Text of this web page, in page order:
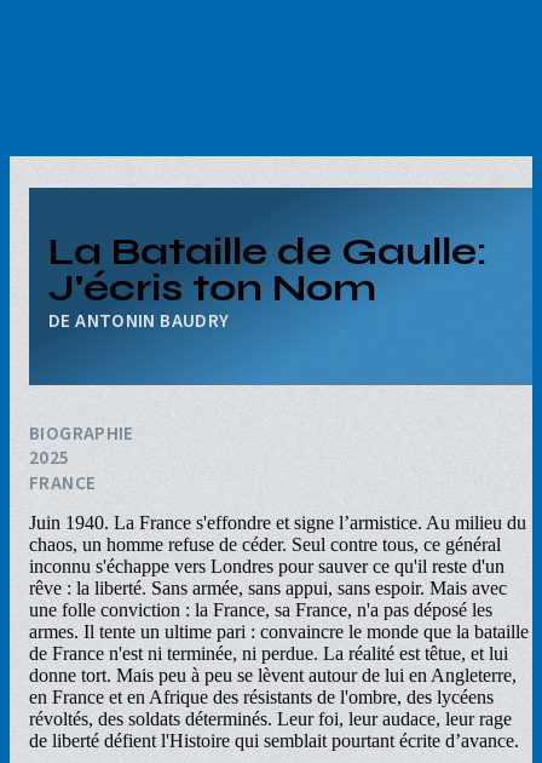
La Bataille de Gaulle:
J'écris ton Nom
ANTONIN BAUDRY
BIOGRAPHIE
2025
FRANCE
Juin 1940. La France s'effondre et signe l’armistice. Au milieu du
chaos, un homme refuse de céder. Seul contre tous, ce général
inconnu s'échappe vers Londres pour sauver ce qu'il reste d'un
rêve : la liberté. Sans armée, sans appui, sans espoir. Mais avec
une folle conviction : la France, sa France, n'a pas déposé les
armes. Il tente un ultime pari : convaincre le monde que la bataille
de France n'est ni terminée, ni perdue. La réalité est têtue, et lui
donne tort. Mais peu à peu se lèvent autour de lui en Angleterre,
en France et en Afrique des résistants de l'ombre, des lycéens
révoltés, des soldats déterminés. Leur foi, leur audace, leur rage
de liberté défient l'Histoire qui semblait pourtant écrite d’avance.